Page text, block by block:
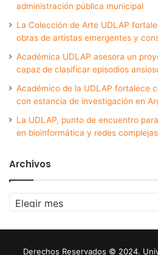
administración pública municipal
La Colección de Arte UDLAP
obras de artistas emergentes y
Académica UDLAP asesora un
capaz de clasificar episodios
Académico de la UDLAP fortalece
con estancia de investigación en
La UDLAP, punto de encuentro
en bioinformática y redes complejas
Archivos
Archivos
Derechos Reservados © 2024.